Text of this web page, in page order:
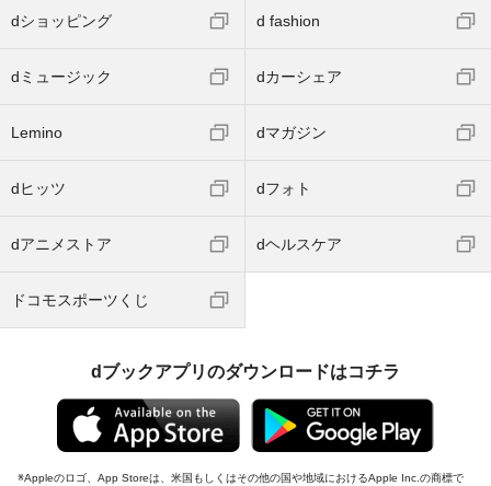
dショッピング d fashion
dミュージック dカーシェア
Lemino dマガジン
dヒッツ dフォト
dアニメストア dヘルスケア
ドコモスポーツくじ
dブックアプリのダウンロードはコチラ
Appleのロゴ、App Storeは、米国もしくはその他の国や地域におけるApple Inc.の商標で